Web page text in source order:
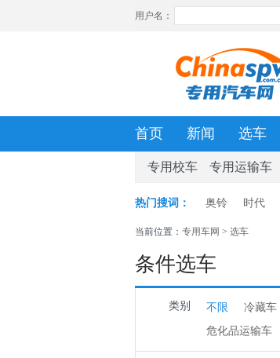
首页 新闻 选车
专用校车 专用运输车
热门搜词： 奥铃 时代
当前位置： 专用车网 > 选车
条件选车
类别 不限 冷藏车
危化品运输车